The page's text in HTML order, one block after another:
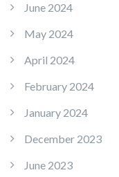
June 2024
May 2024
April 2024
February 2024
January 2024
December 2023
June 2023